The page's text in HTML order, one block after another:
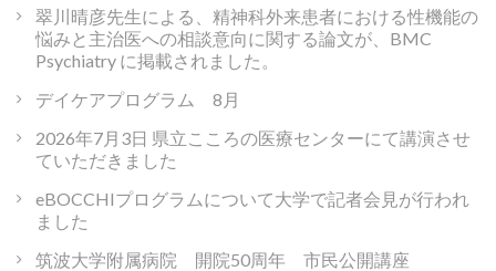
翠川晴彦先生による、精神科外来患者における性機能の
悩みと主治医への相談意向に関する論文が、BMC
Psychiatry に掲載されました。
デイケアプログラム 8月
2026年7月3日 県立こころの医療センターにて講演させ
ていただきました
eBOCCHIプログラムについて大学で記者会見が行われ
ました
筑波大学附属病院 開院50周年 市民公開講座